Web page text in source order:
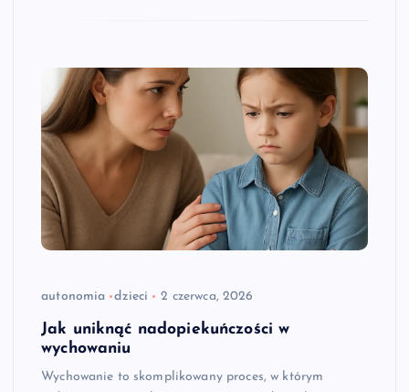
autonomia dzieci 2 czerwca, 2026
Jak uniknąć nadopiekuńczości w
wychowaniu
Wychowanie to skomplikowany proces, w którym